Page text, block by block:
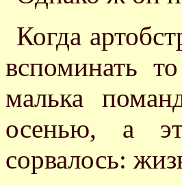
Когда
вспоминать
малька
осенью, а
сорвалось: